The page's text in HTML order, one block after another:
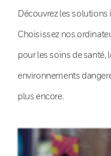
Découvrez les
Choisissez nos
pour les soins de santé,
environnements
plus encore.